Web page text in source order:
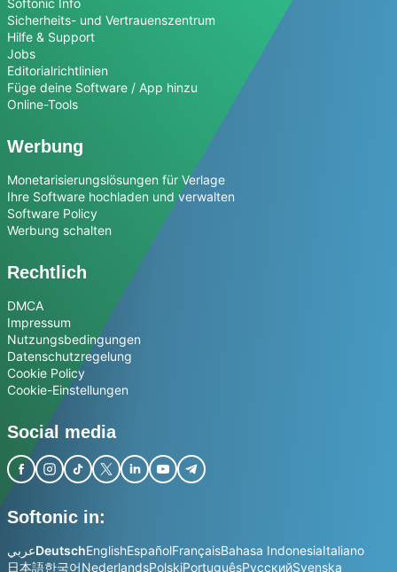
Softonic Info
Sicherheits- und Vertrauenszentrum
Hilfe & Support
Jobs
Editorialrichtlinien
Füge deine Software / App hinzu
Online-Tools
Werbung
Monetarisierungslösungen für Verlage
Ihre Software hochladen und verwalten
Software Policy
Werbung schalten
Rechtlich
DMCA
Impressum
Nutzungsbedingungen
Datenschutzregelung
Cookie Policy
Cookie-Einstellungen
Social media
Softonic in:
عربيDeutschEnglishEspañolFrançaisBahasa IndonesiaItaliano
日本語한국어NederlandsPolskiPortuguêsРусскийSvenska